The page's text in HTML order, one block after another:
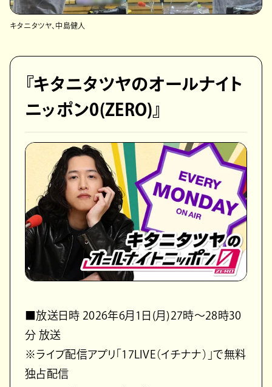
キタニタツヤ、中島健人
『キタニタツヤのオールナイト
ニッポン0(ZERO)』
■放送日時 2026年6月1日(月)27時～28時30
分 放送
※ライブ配信アプリ｢17LIVE（イチナナ）」で無料
独占配信